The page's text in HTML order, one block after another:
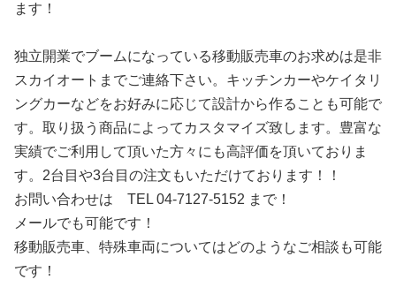
ます！
独立開業でブームになっている移動販売車のお求めは是非
スカイオートまでご連絡下さい。キッチンカーやケイタリ
ングカーなどをお好みに応じて設計から作ることも可能で
す。取り扱う商品によってカスタマイズ致します。豊富な
実績でご利用して頂いた方々にも高評価を頂いておりま
す。2台目や3台目の注文もいただけております！！
お問い合わせは TEL 04-7127-5152 まで！
メールでも可能です！
移動販売車、特殊車両についてはどのようなご相談も可能
です！